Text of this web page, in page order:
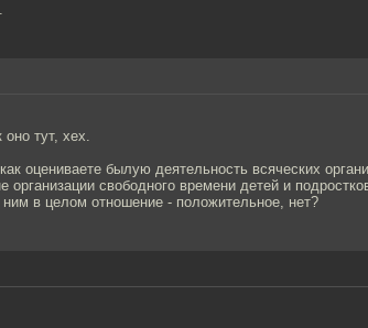
оно тут, хех.
оцениваете былую деятельность всяческих
организации свободного времени детей и
ним в целом отношение - положительное, нет?